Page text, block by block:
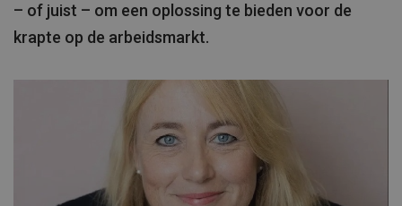
– of juist – om een oplossing te bieden voor de
krapte op de arbeidsmarkt.